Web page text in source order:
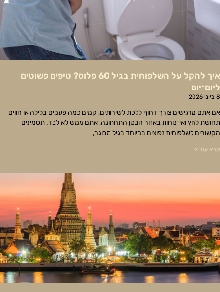
איך להקל על השלפוחית בגיל 60 פלוס? טיפים פשוטים
ליום־יום
8 ביוני 2026
אם אתם מרגישים צורך דחוף ללכת לשירותים, קמים כמה פעמים בלילה או חווים
תחושת לחץ ואי־נוחות באזור הבטן התחתונה, אתם ממש לא לבד. תסמינים
הקשורים לשלפוחית נפוצים במיוחד בגיל מבוגר,
קרא עוד »